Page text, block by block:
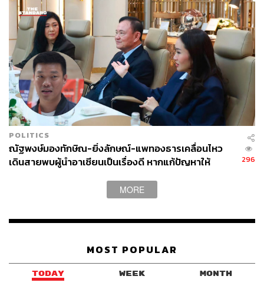
POLITICS
ณัฐพงษ์มองทักษิณ-ยิ่งลักษณ์-แพทองธารเคลื่อนไหว
เดินสายพบผู้นำอาเซียนเป็นเรื่องดี หากแก้ปัญหาให้
296
MORE
MOST POPULAR
TODAY WEEK MONTH